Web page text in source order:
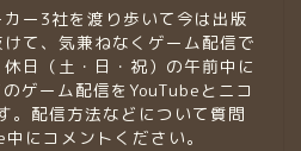
ー3社を渡り歩いて今は出版
て、気兼ねなくゲーム配信で
日（土・日・祝）の午前中に
ゲーム配信をYouTubeとニコ
。配信方法などについて質問
にコメントください。